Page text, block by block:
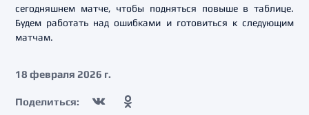
сегодняшнем матче, чтобы подняться повыше в таблице.
Будем работать над ошибками и готовиться к следующим
матчам.
18 февраля 2026 г.
Поделиться: